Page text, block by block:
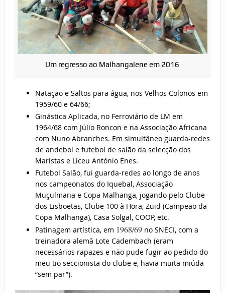
Um regresso ao Malhangalene em 2016
Natação e Saltos para água, nos Velhos Colonos em
1959/60 e 64/66;
Ginástica Aplicada, no Ferroviário de LM em
1964/68 com Júlio Roncon e na Associação Africana
com Nuno Abranches. Em simultâneo guarda-redes
de andebol e futebol de salão da selecção dos
Maristas e Liceu António Enes.
Futebol Salão, fui guarda-redes ao longo de anos
nos campeonatos do Iquebal, Associação
Muçulmana e Copa Malhanga, jogando pelo Clube
dos Lisboetas, Clube 100 à Hora, Zuid (Campeão da
Copa Malhanga), Casa Solgal, COOP, etc.
Patinagem artística, em 1968/69 no SNECI, com a
treinadora alemã Lote Cadembach (eram
necessários rapazes e não pude fugir ao pedido do
meu tio seccionista do clube e, havia muita miúda
“sem par”).